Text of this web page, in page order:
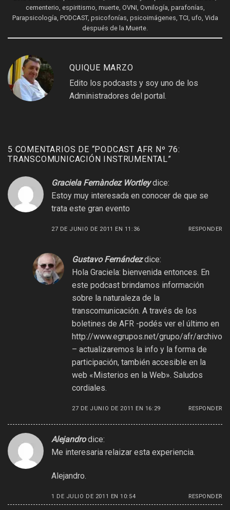
cementerio espiritismo muerte, OVNI Ovnilogía parafonías
Parapsicología PODCAST, psicofonías psicoimágenes TCI ufo Vida
después de la Muerte
QUIQUE MARZO
Edito los podcasts y soy uno de los
Administradores del portal.
5 COMENTARIOS DE “PODCAST AFR Nº 76:
TRANSCOMUNICACIÓN INSTRUMENTAL”
Graciela Fernàndez Wortley dice:
Estoy muy interesada en conocer de que se
trata este gran evento
27 DE JUNIO DE 2011 EN 11:36 RESPONDER
Gustavo Fernández dice:
Hola Graciela: bienvenida entonces. En
este podcast brindamos información
sobre la naturaleza de la
transcomunicación. A través de los
boletines de AFR -podés ver el último en
http://www.egrupos.net/grupo/afr/archivo
– actualizaremos la info y la forma de
participación, también accesible en la
web «Misterios en la Web». Saludos
cordiales.
27 DE JUNIO DE 2011 EN 16:29 RESPONDER
Alejandro dice:
Me interesaria relaizar esta experiencia.
Alejandro.
1 DE JULIO DE 2011 EN 10:54 RESPONDER